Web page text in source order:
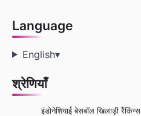
Language
English▾
श्रेणियाँ
इंडोनेशियाई बेसबॉल खिलाड़ी रैंकिंग्स